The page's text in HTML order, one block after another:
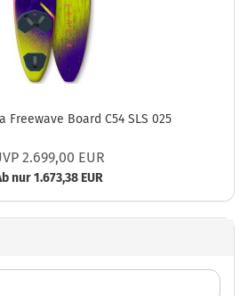
Freewave Board C54 SLS 025
2.699,00 EUR
nur 1.673,38 EUR